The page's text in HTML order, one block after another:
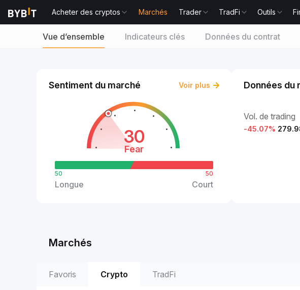
Acheter des cryptos Marchés Trader TradFi Outils
Vue d’ensemble Indicateurs clés Données du contrat
Sentiment du marché Voir plus
30
Fear
50
Longue
50
Court
Données du
Vol. de trading
-45.07%
Marchés
Favoris Crypto TradFi